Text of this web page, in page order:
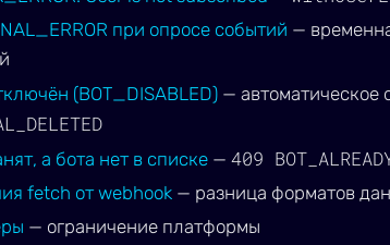
при опросе событий —
(BOT_DISABLED) — автоматическое
а бота нет в списке — 409
fetch от webhook — разница форматов
— ограничение платформы